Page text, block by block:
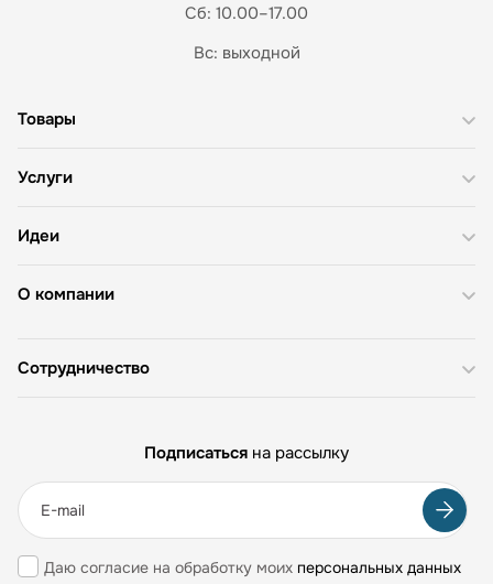
Сб: 10.00–17.00
Вс: выходной
О компании
Товары
Услуги
Идеи
Сотрудничество
Подписаться на рассылку
Даю согласие на обработку моих персональных данных